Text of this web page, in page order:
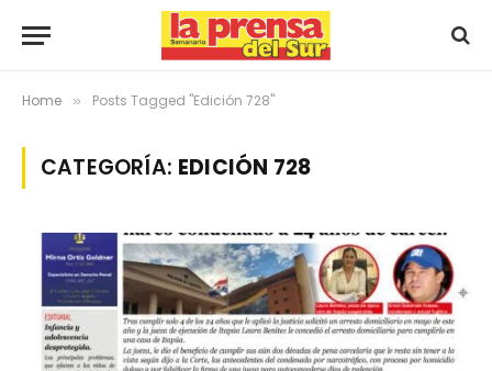
Home » Posts Tagged "Edición 728"
CATEGORÍA: EDICIÓN 728